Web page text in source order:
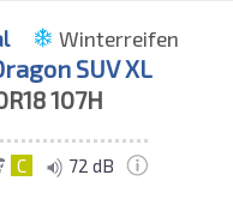
Winterreifen
SUV XL
107H
C 72 dB